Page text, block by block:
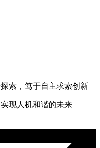
索，笃于自主求索创新
现人机和谐的未来